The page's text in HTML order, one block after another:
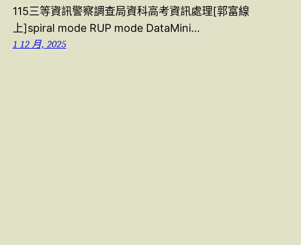
115三等資訊警察調查局資科高考資訊處理[郭富線
上]spiral mode RUP mode DataMini…
1 12 月, 2025